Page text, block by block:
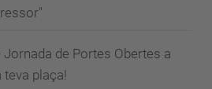
de Portes Obertes a
teva plaça!